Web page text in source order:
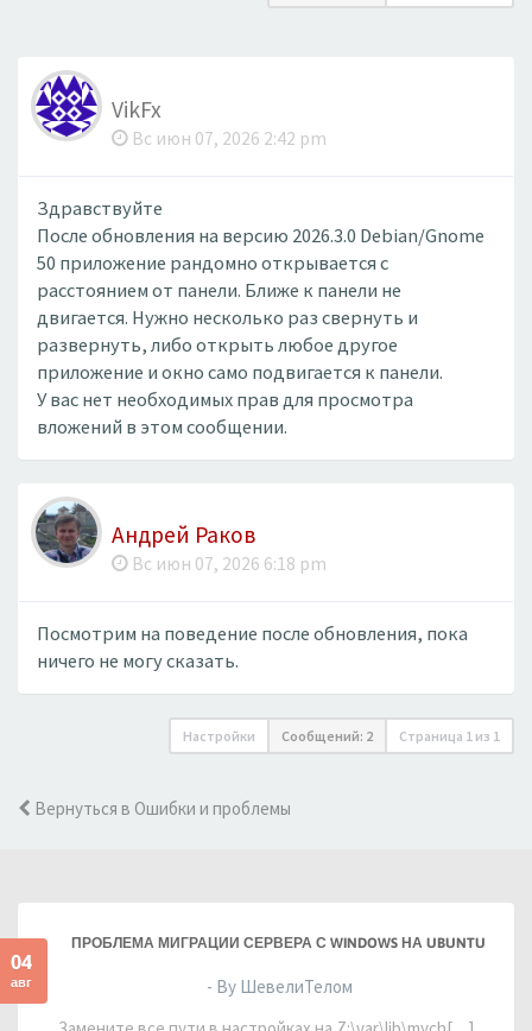
VikFx
Вс июн 07, 2026 2:42 pm
Здравствуйте
После обновления на версию 2026.3.0 Debian/Gnome
50 приложение рандомно открывается с
расстоянием от панели. Ближе к панели не
двигается. Нужно несколько раз свернуть и
развернуть, либо открыть любое другое
приложение и окно само подвигается к панели.
У вас нет необходимых прав для просмотра
вложений в этом сообщении.
Андрей Раков
Вс июн 07, 2026 6:18 pm
Посмотрим на поведение после обновления, пока
ничего не могу сказать.
Настройки Сообщений: 2 Страница 1 из 1
Вернуться в Ошибки и проблемы
04
авг
ПРОБЛЕМА МИГРАЦИИ СЕРВЕРА С WINDOWS НА UBUNTU
- By ШевелиТелом